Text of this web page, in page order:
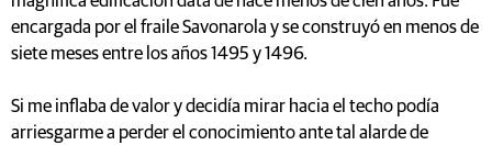
encargada por el fraile Savonarola y se construyó en menos de
siete meses entre los años 1495 y 1496.
Si me inflaba de valor y decidía mirar hacia el techo podía
arriesgarme a perder el conocimiento ante tal alarde de